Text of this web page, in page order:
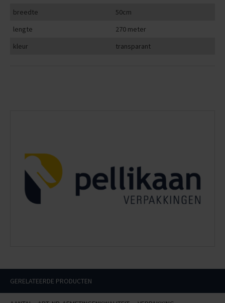
breedte
50cm
lengte
270 meter
kleur
transparant
GERELATEERDE PRODUCTEN